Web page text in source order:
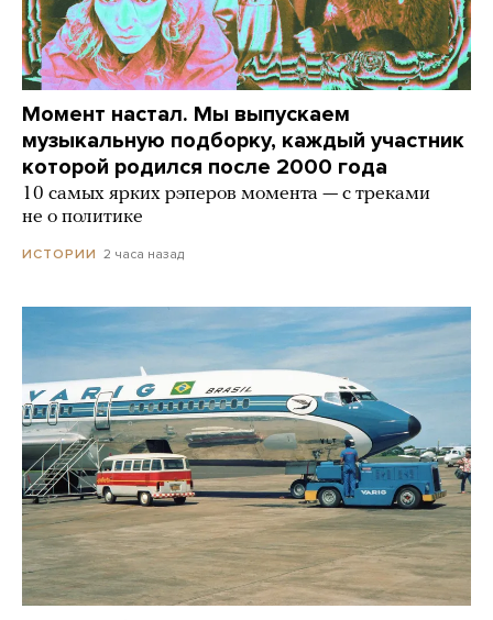
Момент настал. Мы выпускаем
музыкальную подборку, каждый участник
которой родился после 2000 года
10 самых ярких рэперов момента — с треками
не о политике
ИСТОРИИ 2 часа назад